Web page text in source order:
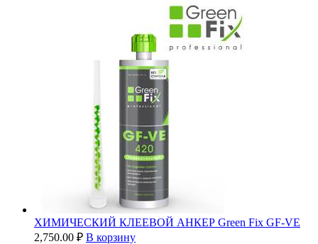
ХИМИЧЕСКИЙ КЛЕЕВОЙ АНКЕР Green Fix GF-VE
2,750.00 ₽ В корзину